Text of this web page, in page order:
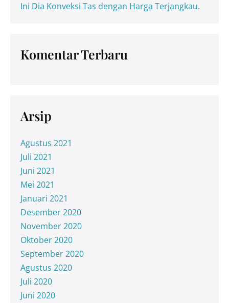
Ini Dia Konveksi Tas dengan Harga Terjangkau.
Komentar Terbaru
Arsip
Agustus 2021
Juli 2021
Juni 2021
Mei 2021
Januari 2021
Desember 2020
November 2020
Oktober 2020
September 2020
Agustus 2020
Juli 2020
Juni 2020